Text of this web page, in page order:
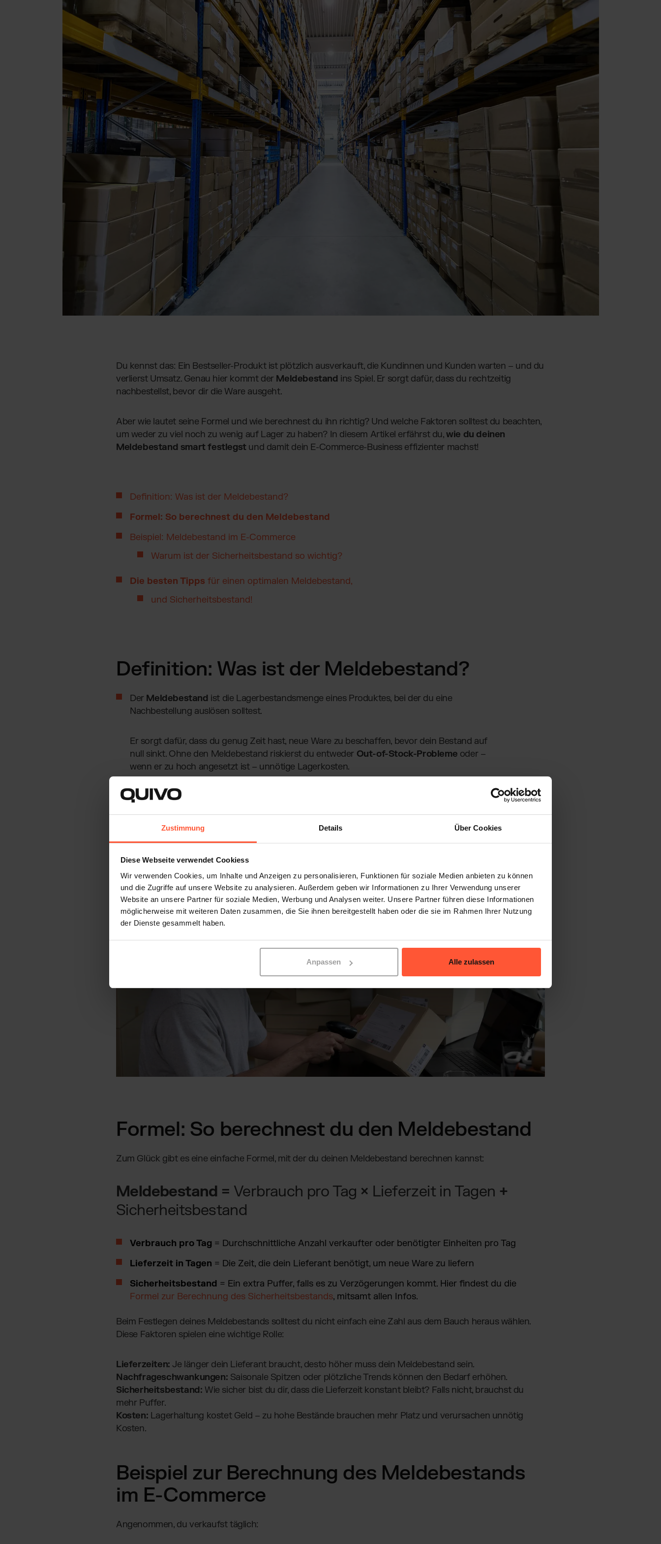
Zustimmung Details Über Cookies
Diese Webseite verwendet Cookiess
Wir verwenden Cookies, um Inhalte und Anzeigen zu personalisieren, Funktionen für soziale Medien anbieten zu können
und die Zugriffe auf unsere Website zu analysieren. Außerdem geben wir Informationen zu Ihrer Verwendung unserer
Website an unsere Partner für soziale Medien, Werbung und Analysen weiter. Unsere Partner führen diese Informationen
möglicherweise mit weiteren Daten zusammen, die Sie ihnen bereitgestellt haben oder die sie im Rahmen Ihrer Nutzung
der Dienste gesammelt haben.
Anpassen Alle zulassen
Transport
per LKW, Luft- oder Seefracht
BRANCHENLÖSUNGEN:
Beauty & Kosmetik
Schmuck & Luxusprodukte
Supplements
Fashion
Elektronikprodukte
Parfums & Düfte
Otto Fulfillment
Magento Fulfillment (Adobe Commerce)
Shopware Fulfillment
PrestaShop Fulfillment
Strato Fulfillment
Siehe alle Integrationen
Du kennst das: Ein Bestseller-Produkt ist plötzlich ausverkauft, die Kundinnen und Kunden warten – und du
verlierst Umsatz. Genau hier kommt der Meldebestand ins Spiel. Er sorgt dafür, dass du rechtzeitig
nachbestellst, bevor dir die Ware ausgeht.
Aber wie lautet seine Formel und wie berechnest du ihn richtig? Und welche Faktoren solltest du beachten,
um weder zu viel noch zu wenig auf Lager zu haben? In diesem Artikel erfährst du,wie du deinen
Meldebestand smart festlegstund damit dein E-Commerce-Business effizienter machst!
Definition: Was ist der Meldebestand?
Formel: So berechnest du den Meldebestand
Beispiel: Meldebestand im E-Commerce
Warum ist der Sicherheitsbestand so wichtig?
Die besten Tipps für einen optimalen Meldebestand,
und Sicherheitsbestand!
Definition: Was ist der Meldebestand?
Der Meldebestand ist die Lagerbestandsmenge eines Produktes, bei der du eine
Nachbestellung auslösen solltest.
Er sorgt dafür, dass du genug Zeit hast, neue Ware zu beschaffen, bevor dein Bestand auf
null sinkt. Ohne den Meldebestand riskierst du entweder Out-of-Stock-Probleme oder –
wenn er zu hoch angesetzt ist – unnötige Lagerkosten.
Stell dir vor, dein meistverkauftes Produkt ist plötzlich ausverkauft – und die Nachlieferung
Leere. Genau hier kommt der oben genannte Meldebestand ins Spiel. Ein richtig gewählter
Meldebestand hält dein E-Commerce-Business am Laufen, ohne dass du zu viel oder zu wenig
Formel: So berechnest du den Meldebestand
Zum Glück gibt es eine einfache Formel, mit der du deinen Meldebestand berechnen kannst:
Meldebestand = Verbrauch pro Tag × Lieferzeit in Tagen +
Sicherheitsbestand
Verbrauch pro Tag = Durchschnittliche Anzahl verkaufter oder benötigter Einheiten pro Tag
Lieferzeit in Tagen = Die Zeit, die dein Lieferant benötigt, um neue Ware zu liefern
Sicherheitsbestand = Ein extra Puffer, falls es zu Verzögerungen kommt. Hier findest du die
Formel zur Berechnung des Sicherheitsbestands, mitsamt allen Infos.
Beim Festlegen deines Meldebestands solltest du nicht einfach eine Zahl aus dem Bauch heraus wählen.
Diese Faktoren spielen eine wichtige Rolle:
Lieferzeiten: Je länger dein Lieferant braucht, desto höher muss dein Meldebestand sein.
Nachfrageschwankungen: Saisonale Spitzen oder plötzliche Trends können den Bedarf erhöhen.
Sicherheitsbestand: Wie sicher bist du dir, dass die Lieferzeit konstant bleibt? Falls nicht, brauchst du
mehr Puffer.
Kosten: Lagerhaltung kostet Geld – zu hohe Bestände brauchen mehr Platz und verursachen unnötig
Kosten.
Beispiel zur Berechnung des Meldebestands
im E-Commerce
Angenommen, du verkaufst täglich: